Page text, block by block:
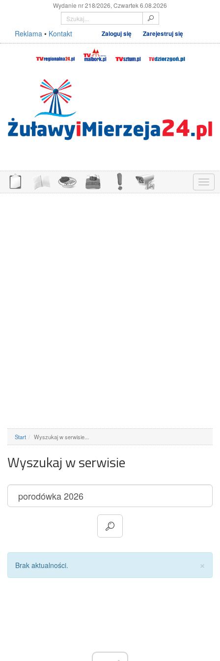
Wydanie nr 218/2026, Czwartek 6.08.2026
Reklama • Kontakt Zaloguj się Zarejestruj się
Menu
Start Wyszukaj w serwisie...
Wyszukaj w serwisie
×
Brak aktualności.